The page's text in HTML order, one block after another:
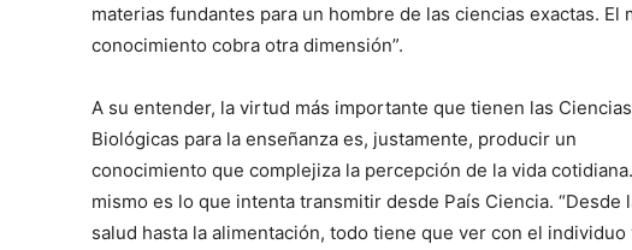
materias fundantes para un hombre de las ciencias exactas. El
conocimiento cobra otra dimensión”.
A su entender, la virtud más importante que tienen las Ciencias
Biológicas para la enseñanza es, justamente, producir un
conocimiento que complejiza la percepción de la vida
mismo es lo que intenta transmitir desde País Ciencia. “Desde
salud hasta la alimentación, todo tiene que ver con el individuo